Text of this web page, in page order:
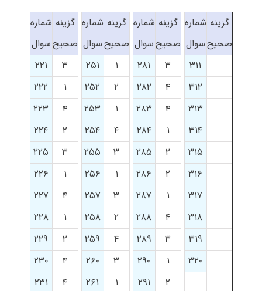
گزینه
صحیح
شماره
سوال
گزینه
صحیح
شماره
سوال
گزینه
صحیح
شماره
سوال
گزینه
صحیح
شماره
سوال
۳۱۱
۳ ۲۸۱ ۱ ۲۵۱ ۳
۲۲۱
۳۱۲
۴ ۲۸۲ ۲ ۲۵۲ ۱
۲۲۲
۳۱۳
۴ ۲۸۳ ۱ ۲۵۳ ۴
۲۲۳
۳۱۴
۱ ۲۸۴ ۴ ۲۵۴ ۲
۲۲۴
۳۱۵
۲ ۲۸۵ ۳ ۲۵۵ ۳
۲۲۵
۳۱۶
۲ ۲۸۶ ۱ ۲۵۶ ۱
۲۲۶
۳۱۷
۱ ۲۸۷ ۳ ۲۵۷ ۴
۲۲۷
۳۱۸
۴ ۲۸۸ ۲ ۲۵۸ ۱
۲۲۸
۳۱۹
۳ ۲۸۹ ۴ ۲۵۹ ۲
۲۲۹
۳۲۰
۱ ۲۹۰ ۳ ۲۶۰ ۴
۲۳۰
۲
۲۹۱ ۱ ۲۶۱ ۴
۲۳۱